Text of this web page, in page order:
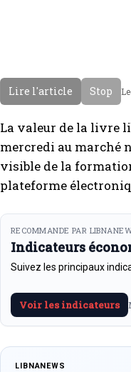
Lire l'article Stop
La valeur de la livre
mercredi au marché
visible de la
plateforme
RECOMMANDE PAR
Indicateurs
Suivez les principaux
Voir les indicateurs
LIBNANEWS